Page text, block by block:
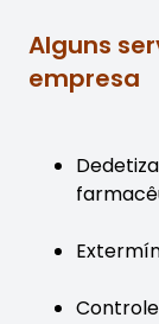
Alguns
empresa